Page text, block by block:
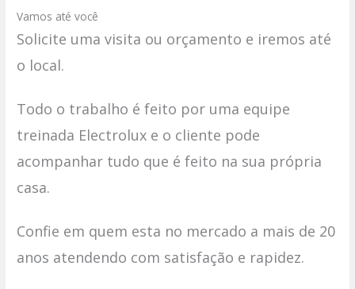
Vamos até você
Solicite uma visita ou orçamento e iremos até
o local.
Todo o trabalho é feito por uma equipe
treinada Electrolux e o cliente pode
acompanhar tudo que é feito na sua própria
casa.
Confie em quem esta no mercado a mais de 20
anos atendendo com satisfação e rapidez.